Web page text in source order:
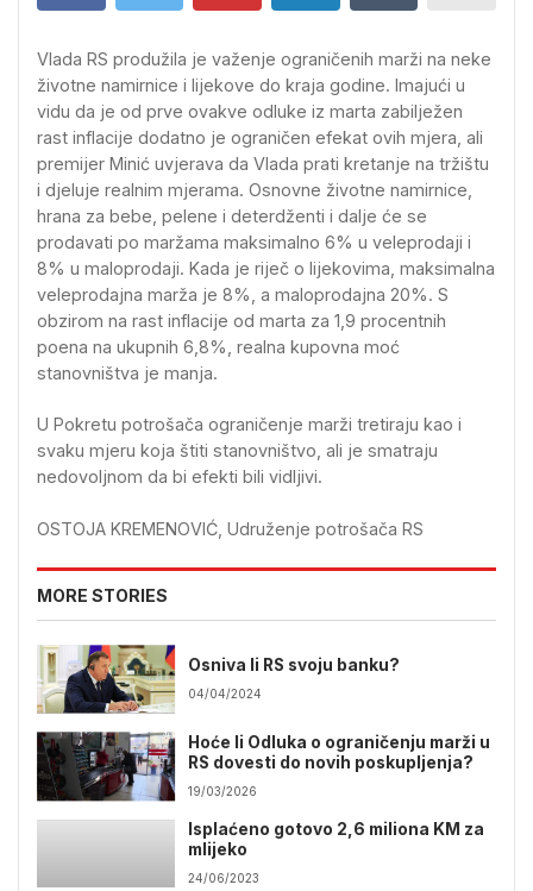
Vlada RS produžila je važenje ograničenih marži na neke
životne namirnice i lijekove do kraja godine. Imajući u
vidu da je od prve ovakve odluke iz marta zabilježen
rast inflacije dodatno je ograničen efekat ovih mjera, ali
premijer Minić uvjerava da Vlada prati kretanje na tržištu
i djeluje realnim mjerama. Osnovne životne namirnice,
hrana za bebe, pelene i deterdženti i dalje će se
prodavati po maržama maksimalno 6% u veleprodaji i
8% u maloprodaji. Kada je riječ o lijekovima, maksimalna
veleprodajna marža je 8%, a maloprodajna 20%. S
obzirom na rast inflacije od marta za 1,9 procentnih
poena na ukupnih 6,8%, realna kupovna moć
stanovništva je manja.
U Pokretu potrošača ograničenje marži tretiraju kao i
svaku mjeru koja štiti stanovništvo, ali je smatraju
nedovoljnom da bi efekti bili vidljivi.
OSTOJA KREMENOVIĆ, Udruženje potrošača RS
MORE STORIES
Osniva li RS svoju banku?
04/04/2024
Hoće li Odluka o ograničenju marži u
RS dovesti do novih poskupljenja?
19/03/2026
Isplaćeno gotovo 2,6 miliona KM za
mlijeko
24/06/2023